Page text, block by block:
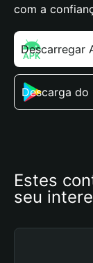
com a
Descarregar
Descarga do
Estes
seu